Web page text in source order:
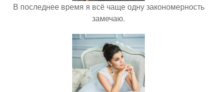
В последнее время я всё чаще одну закономерность
замечаю.